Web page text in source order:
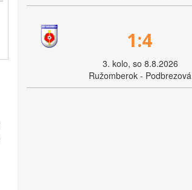
1:4
3. kolo, so 8.8.2026
Ružomberok - Podbrezová